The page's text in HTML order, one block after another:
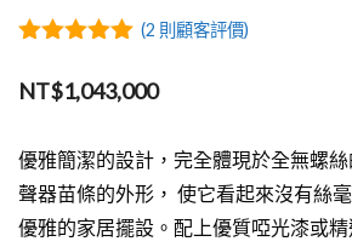
5
(2 則顧客評價)
NT$1,043,000
優雅簡潔的設計，完全體現於全無螺
聲器苗條的外形， 使它看起來沒有絲
優雅的家居擺設。配上優質啞光漆或